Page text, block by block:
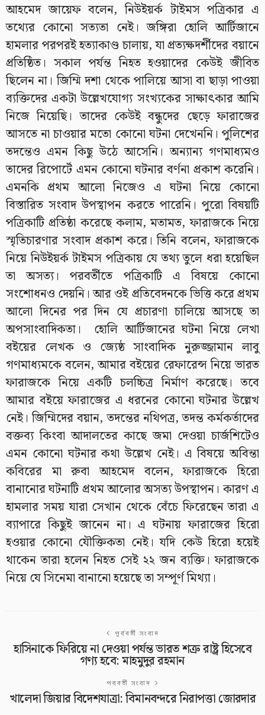
আহমেদ জায়েফ বলেন, নিউইয়র্ক টাইমস পত্রিকার এ
তথ্যের কোনো সত্যতা নেই। জঙ্গিরা হোলি আর্টিজানে
হামলার পরপরই হত্যাকাণ্ড চালায়, যা প্রত্যক্ষদর্শীদের বয়ানে
প্রতিষ্ঠিত। সকাল পর্যন্ত নিহত হওয়াদের কেউই জীবিত
ছিলেন না। জিম্মি দশা থেকে পালিয়ে আসা বা ছাড়া পাওয়া
ব্যক্তিদের একটা উল্লেখযোগ্য সংখ্যকের সাক্ষাৎকার আমি
নিজে নিয়েছি। তাদের কেউই বন্ধুদের ছেড়ে ফারাজের
আসতে না চাওয়ার মতো কোনো ঘটনা দেখেননি। পুলিশের
তদন্তেও এমন কিছু উঠে আসেনি। অন্যান্য গণমাধ্যমও
তাদের রিপোর্টে এমন কোনো ঘটনার বর্ণনা প্রকাশ করেনি।
এমনকি প্রথম আলো নিজেও এ ঘটনা নিয়ে কোনো
বিস্তারিত সংবাদ উপস্থাপন করতে পারেনি। পুরো বিষয়টি
পত্রিকাটি প্রতিষ্ঠা করেছে কলাম, মতামত, ফারাজকে নিয়ে
স্মৃতিচারণার সংবাদ প্রকাশ করে। তিনি বলেন, ফারাজকে
নিয়ে নিউইয়র্ক টাইমস পত্রিকায় যে তথ্য তুলে ধরা হয়েছিল
তা অসত্য। পরবর্তীতে পত্রিকাটি এ বিষয়ে কোনো
সংশোধনও দেয়নি। আর ওই প্রতিবেদনকে ভিত্তি করে প্রথম
আলো দিনের পর দিন যে প্রচারণা চালিয়ে আসছে তা
অপসাংবাদিকতা। হোলি আর্টিজানের ঘটনা নিয়ে লেখা
বইয়ের লেখক ও জ্যেষ্ঠ সাংবাদিক নুরুজ্জামান লাবু
গণমাধ্যমকে বলেন, আমার বইয়ের রেফারেন্স নিয়ে ভারত
ফারাজকে নিয়ে একটি চলচ্চিত্র নির্মাণ করেছে। তবে
আমার বইয়ে ফারাজের এ ধরনের কোনো ঘটনার উল্লেখ
নেই। জিম্মিদের বয়ান, তদন্তের নথিপত্র, তদন্ত কর্মকর্তাদের
বক্তব্য কিংবা আদালতের কাছে জমা দেওয়া চার্জশিটেও
এমন কোনো ঘটনার কথা উল্লেখ নেই। এ বিষয়ে অবিন্তা
কবিরের মা রুবা আহমেদ বলেন, ফারাজকে হিরো
বানানোর ঘটনাটি প্রথম আলোর অসত্য উপস্থাপন। কারণ এ
হামলার সময় যারা সেখান থেকে বেঁচে ফিরেছেন তারা এ
ব্যাপারে কিছুই জানেন না। এ ঘটনায় ফারাজের হিরো
হওয়ার কোনো যৌক্তিকতা নেই। যদি কেউ হিরো হয়েই
থাকেন তারা হলেন নিহত সেই ২২ জন ব্যক্তি। ফারাজকে
নিয়ে যে সিনেমা বানানো হয়েছে তা সম্পূর্ণ মিথ্যা।
পূর্ববর্তী সংবাদ
হাসিনাকে ফিরিয়ে না দেওয়া পর্যন্ত ভারত শত্রু রাষ্ট্র হিসেবে
গণ্য হবে: মাহমুদুর রহমান
পরবর্তী সংবাদ
খালেদা জিয়ার বিদেশযাত্রা: বিমানবন্দরে নিরাপত্তা জোরদার